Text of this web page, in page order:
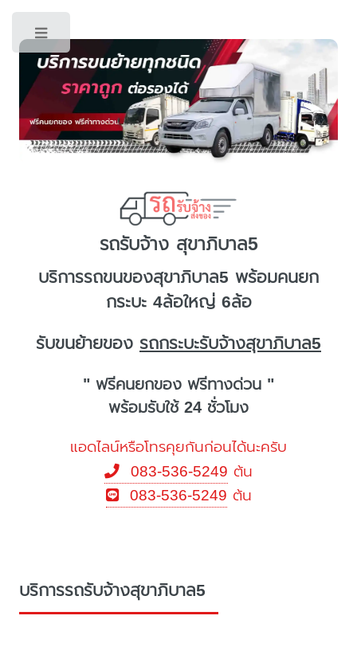
รถรับจ้าง สุขาภิบาล5
บริการรถขนของสุขาภิบาล5 พร้อมคนยก
กระบะ 4ล้อใหญ่ 6ล้อ
รับขนย้ายของ รถกระบะรับจ้างสุขาภิบาล5
" ฟรีคนยกของ ฟรีทางด่วน "
พร้อมรับใช้ 24 ชั่วโมง
แอดไลน์หรือโทรคุยกันก่อนได้นะครับ
083-536-5249 ต้น
083-536-5249 ต้น
บริการรถรับจ้างสุขาภิบาล5
Toggle